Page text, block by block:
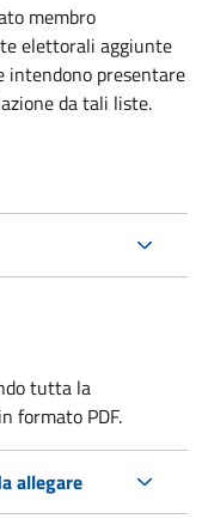
membro
elettorali aggiunte
intendono presentare
da tali liste.
tutta la
formato PDF.
allegare